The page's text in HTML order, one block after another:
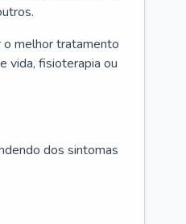
o melhor tratamento
vida, fisioterapia ou
dos sintomas